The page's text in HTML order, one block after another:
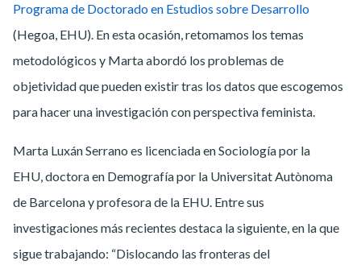
Programa de Doctorado en Estudios sobre Desarrollo
(Hegoa, EHU). En esta ocasión, retomamos los temas
metodológicos y Marta abordó los problemas de
objetividad que pueden existir tras los datos que escogemos
para hacer una investigación con perspectiva feminista.
Marta Luxán Serrano es licenciada en Sociología por la
EHU, doctora en Demografía por la Universitat Autònoma
de Barcelona y profesora de la EHU. Entre sus
investigaciones más recientes destaca la siguiente, en la que
sigue trabajando: “Dislocando las fronteras del